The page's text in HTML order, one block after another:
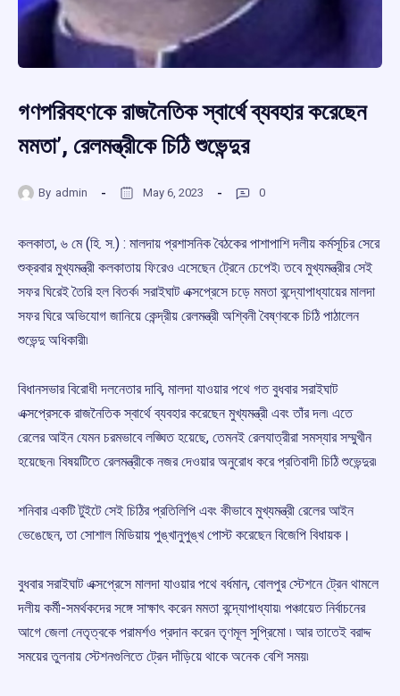
গণপরিবহণকে রাজনৈতিক স্বার্থে ব্যবহার করেছেন
মমতা’, রেলমন্ত্রীকে চিঠি শুভেন্দুর
By admin May 6, 2023 0
কলকাতা, ৬ মে (হি. স.) : মালদায় প্রশাসনিক বৈঠকের পাশাপাশি দলীয় কর্মসূচির সেরে
শুক্রবার মুখ্যমন্ত্রী কলকাতায় ফিরেও এসেছেন ট্রেনে চেপেই৷ তবে মুখ্যমন্ত্রীর সেই
সফর ঘিরেই তৈরি হল বিতর্ক৷ সরাইঘাট এক্সপ্রেসে চড়ে মমতা বন্দ্যোপাধ্যায়ের মালদা
সফর ঘিরে অভিযোগ জানিয়ে কেন্দ্রীয় রেলমন্ত্রী অশ্বিনী বৈষ্ণবকে চিঠি পাঠালেন
শুভেন্দু অধিকারী৷
বিধানসভার বিরোধী দলনেতার দাবি, মালদা যাওয়ার পথে গত বুধবার সরাইঘাট
এক্সপ্রেসকে রাজনৈতিক স্বার্থে ব্যবহার করেছেন মুখ্যমন্ত্রী এবং তাঁর দল৷ এতে
রেলের আইন যেমন চরমভাবে লঙ্ঘিত হয়েছে, তেমনই রেলযাত্রীরা সমস্যার সম্মুখীন
হয়েছেন৷ বিষয়টিতে রেলমন্ত্রীকে নজর দেওয়ার অনুরোধ করে প্রতিবাদী চিঠি শুভেন্দুর৷
শনিবার একটি টুইটে সেই চিঠির প্রতিলিপি এবং কীভাবে মুখ্যমন্ত্রী রেলের আইন
ভেঙেছেন, তা সোশাল মিডিয়ায় পুঙ্খানুপুঙ্খ পোস্ট করেছেন বিজেপি বিধায়ক।
বুধবার সরাইঘাট এক্সপ্রেসে মালদা যাওয়ার পথে বর্ধমান, বোলপুর স্টেশনে ট্রেন থামলে
দলীয় কর্মী-সমর্থকদের সঙ্গে সাক্ষাৎ করেন মমতা বন্দ্যোপাধ্যায়৷ পঞ্চায়েত নির্বাচনের
আগে জেলা নেতৃত্বকে পরামর্শও প্রদান করেন তৃণমূল সুপ্রিমো ৷ আর তাতেই বরাদ্দ
সময়ের তুলনায় স্টেশনগুলিতে ট্রেন দাঁড়িয়ে থাকে অনেক বেশি সময়৷